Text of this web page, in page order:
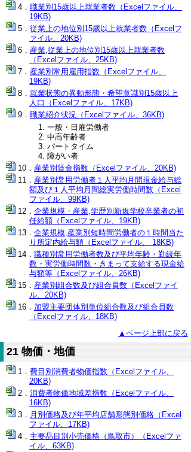
職業別15歳以上就業者数（Excelファイル、
19KB)
従業上の地位別15歳以上就業者数（Excelフ
ァイル、20KB)
産業,従業上の地位別15歳以上就業者数
（Excelファイル、25KB)
産業別常用雇用指数（Excelファイル、
19KB)
就業状態の異動形態・希望意識別15歳以上
人口（Excelファイル、17KB)
職業紹介状況（Excelファイル、36KB)
一般・日雇労働者
中高年齢者
パートタイム
障がい者
産業別賃金指数（Excelファイル、20KB)
産業別常用労働者１人平均月間現金給与総
額及び１人平均月間総実労働時間数（Excel
ファイル、99KB)
企業規模・産業,学歴別新規学校卒業者の初
任給額（Excelファイル、19KB)
企業規模,産業別短時間労働者の１時間当た
り所定内給与額（Excelファイル、 18KB)
職種別常用労働者数及び平均年齢・勤続年
数・実労働時間数・きまって支給する現金給
与額等（Excelファイル、26KB)
産業別組合数及び組合員数（Excelファイ
ル、20KB)
加盟主要団体別単位組合数及び組合員数
（Excelファイル、18KB)
▲ページ上部に戻る
21 物価・地価
費目別消費者物価指数（Excelファイル、
20KB)
消費者物価地域差指数（Excelファイル、
16KB)
月別価格及び年平均店舗形態別価格（Excel
ファイル、17KB)
主要品目別小売価格（鳥取市）（Excelファ
イル、63KB)